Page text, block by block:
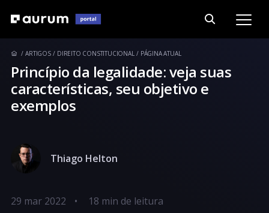
ARTIGOS DIREITO CONSTITUCIONAL PÁGINA ATUAL
Princípio da legalidade: veja suas
características, seu objetivo e
exemplos
Thiago Helton
29 mar 2022 •